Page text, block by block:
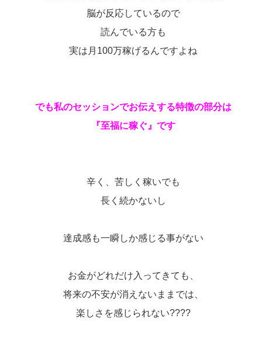
脳が反応しているので
読んでいる方も
実は月100万稼げるんですよね
でも私のセッションでお伝えする特徴の部分は
『至福に稼ぐ』です
辛く、苦しく稼いでも
長く続かないし
達成感も一瞬しか感じる事がない
お金がどれだけ入ってきても、
将来の不安が消えないままでは、
楽しさを感じられない????